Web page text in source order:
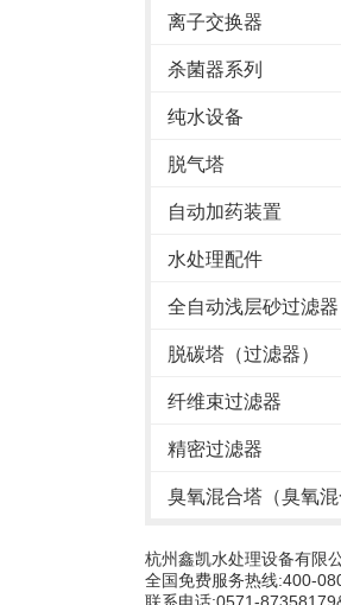
离子交换器
杀菌器系列
纯水设备
脱气塔
自动加药装置
水处理配件
全自动浅层砂过滤器
脱碳塔（过滤器）
纤维束过滤器
精密过滤器
臭氧混合塔（臭氧混
杭州鑫凯水处理设备有限
全国免费服务热线:400-